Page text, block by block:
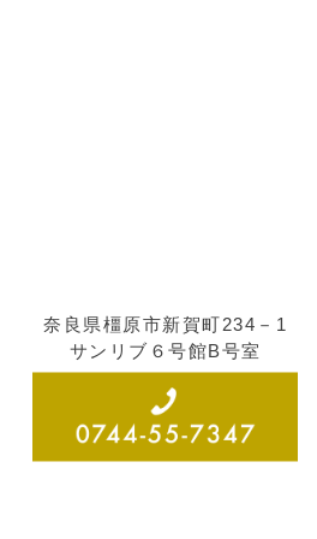
奈良県橿原市新賀町234－1
サンリブ６号館B号室